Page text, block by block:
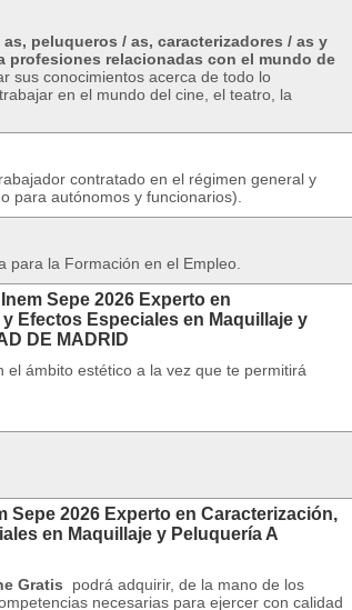
peluqueros / as, caracterizadores / as y
profesiones relacionadas con el mundo de
sus conocimientos acerca de todo lo
en el mundo del cine, el teatro, la
contratado en el régimen general y
para autónomos y funcionarios).
para la Formación en el Empleo.
Sepe 2026 Experto en
Efectos Especiales en Maquillaje y
DE MADRID
ámbito estético a la vez que te permitirá
Sepe 2026 Experto en Caracterización,
en Maquillaje y Peluquería A
Gratis
podrá adquirir, de la mano de los
necesarias para ejercer con calidad